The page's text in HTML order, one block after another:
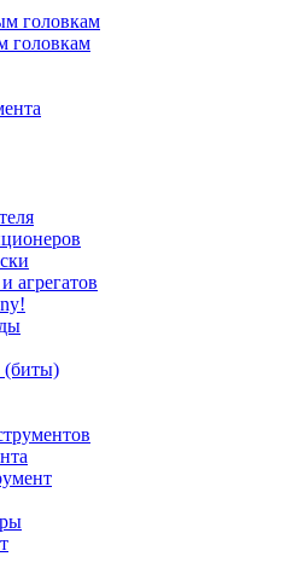
головкам
головкам
агрегатов
(биты)